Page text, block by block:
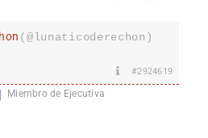
(@lunaticoderechon)
#2924619
Miembro de Ejecutiva